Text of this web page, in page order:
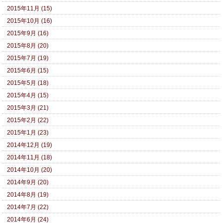
2015年11月 (15)
2015年10月 (16)
2015年9月 (16)
2015年8月 (20)
2015年7月 (19)
2015年6月 (15)
2015年5月 (18)
2015年4月 (15)
2015年3月 (21)
2015年2月 (22)
2015年1月 (23)
2014年12月 (19)
2014年11月 (18)
2014年10月 (20)
2014年9月 (20)
2014年8月 (19)
2014年7月 (22)
2014年6月 (24)